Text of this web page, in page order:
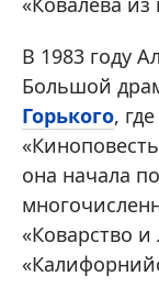
В 1983 году
Большой
Горького,
она начала
«Коварство